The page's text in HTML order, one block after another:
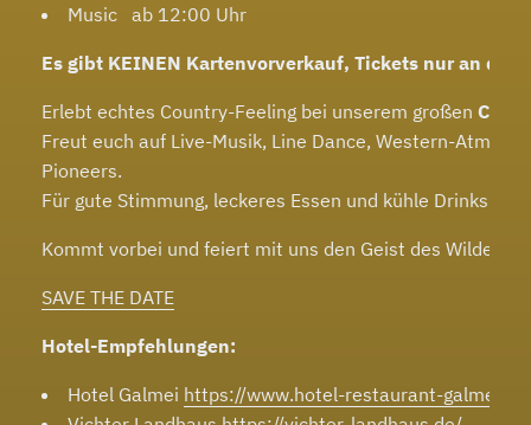
Music ab 12:00 Uhr
Es gibt KEINEN Kartenvorverkauf, Tickets nur an der
Erlebt echtes Country-Feeling bei unserem großen
Freut euch auf Live-Musik, Line Dance, Western-
Pioneers.
Für gute Stimmung, leckeres Essen und kühle Drinks ist
Kommt vorbei und feiert mit uns den Geist des Wilden
SAVE THE DATE
Hotel-Empfehlungen:
Hotel Galmei https://www.hotel-restaurant-